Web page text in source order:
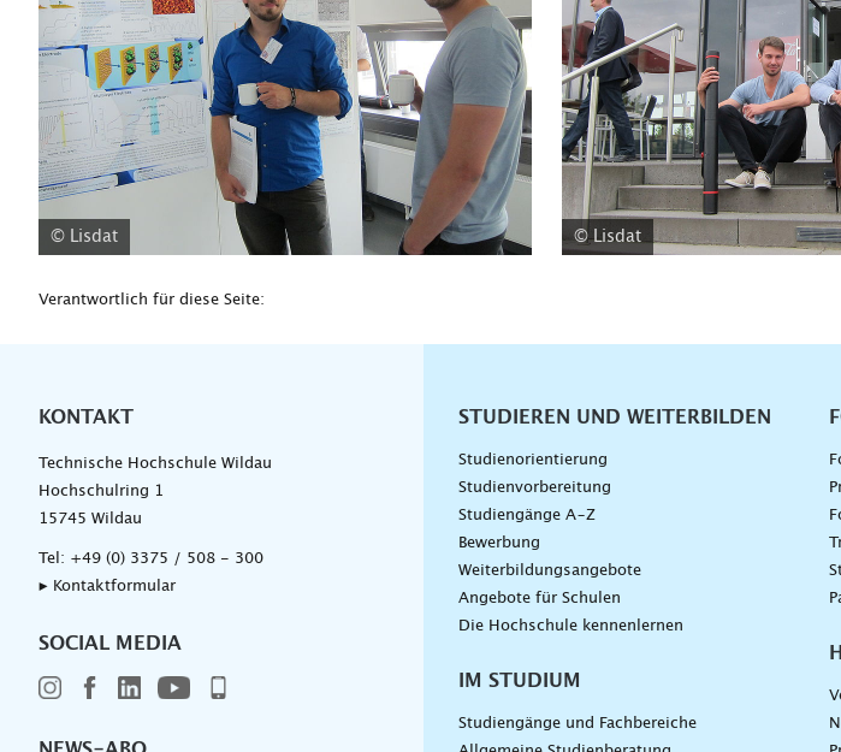
© Lisdat © Lisdat
Verantwortlich für diese Seite:
KONTAKT
Technische Hochschule Wildau
Hochschulring 1
15745 Wildau
Tel: +49 (0) 3375 / 508 - 300
▸ Kontaktformular
SOCIAL MEDIA
Unternavigation
STUDIEREN UND WEITERBILDEN
Studienorientierung
Studienvorbereitung
Studiengänge A–Z
Bewerbung
Weiterbildungsangebote
Angebote für Schulen
Die Hochschule kennenlernen
IM STUDIUM
Studiengänge und Fachbereiche